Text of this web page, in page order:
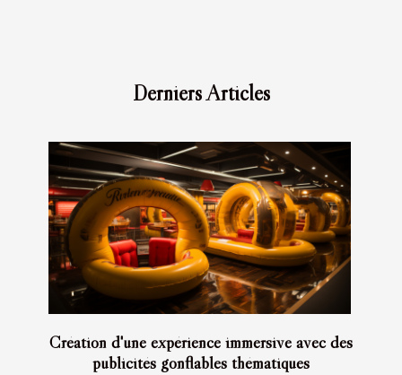
Derniers Articles
Création d'une expérience immersive avec des
publicités gonflables thématiques